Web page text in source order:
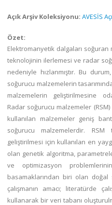
Açık Arşiv Koleksiyonu: AVESİS
Özet:
Elektromanyetik dalgaları soğuran
teknolojinin ilerlemesi ve radar
nedeniyle hızlanmıştır. Bu
soğurucu malzemelerin
malzemelerin geliştirilmesine
Radar soğurucu malzemeler
kullanılan malzemeler geniş
soğurucu malzemelerdir.
geliştirilmesi için kullanılan en
olan genetik algoritma,
ve optimizasyon
basamaklarından biri olan
çalışmanın amacı; literatürde
kullanarak bir veri tabanı